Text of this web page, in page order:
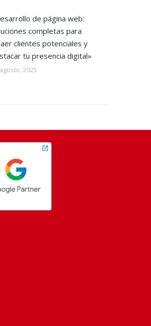
de página web:
completas para
clientes potenciales y
tu presencia digital»
2025